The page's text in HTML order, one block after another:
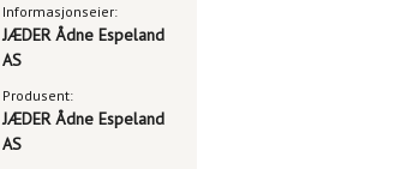
Informasjonseier:
JÆDER Ådne Espeland
AS
Produsent:
JÆDER Ådne Espeland
AS